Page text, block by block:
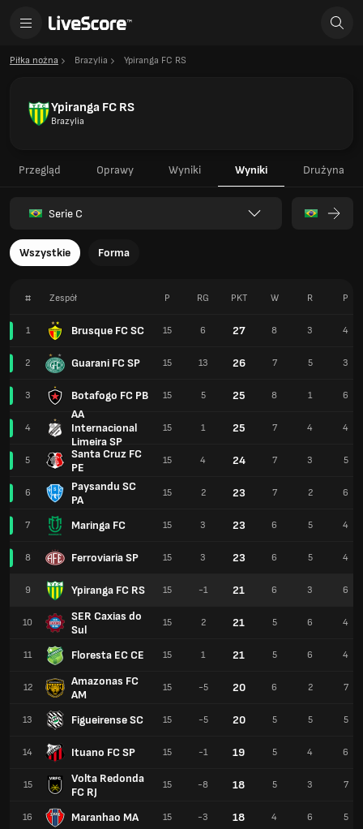
Piłka nożna Brazylia Ypiranga FC RS
Ypiranga FC RS
Brazylia
Przegląd Oprawy Wyniki Wyniki Drużyna
Serie C
Wszystkie Forma
# Zespół
1 Brusque FC SC
2 Guarani FC SP
3 Botafogo FC PB
4
AA
Internacional
Limeira SP
5
Santa Cruz FC
PE
6
Paysandu SC
PA
7 Maringa FC
8 Ferroviaria SP
9 Ypiranga FC RS
10
SER Caxias do
Sul
11 Floresta EC CE
12
Amazonas FC
AM
13 Figueirense SC
14 Ituano FC SP
15
Volta Redonda
FC RJ
16 Maranhao MA
P RG PKT W R P
15 6 27 8 3 4
15 13 26 7 5 3
15 5 25 8 1 6
15 1 25 7 4 4
15 4 24 7 3 5
15 2 23 7 2 6
15 3 23 6 5 4
15 3 23 6 5 4
15 -1 21 6 3 6
15 2 21 5 6 4
15 1 21 5 6 4
15 -5 20 6 2 7
15 -5 20 5 5 5
15 -1 19 5 4 6
15 -8 18 5 3 7
15 -3 18 4 6 5